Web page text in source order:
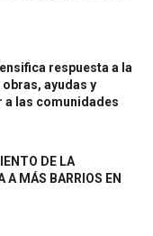
respuesta a la
ayudas y
a las comunidades
DE LA
A MÁS BARRIOS EN